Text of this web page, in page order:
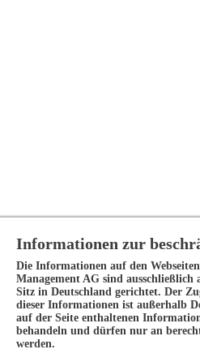
Informationen zur
Die Informationen auf den
Management AG sind
Sitz in Deutschland gerichtet. Der
dieser Informationen ist außerhalb
auf der Seite enthaltenen
behandeln und dürfen nur an
werden.